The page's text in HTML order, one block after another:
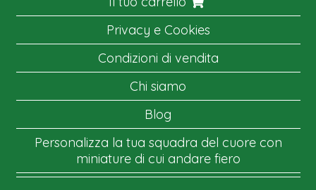
Privacy e Cookies
Condizioni di vendita
Chi siamo
Blog
Personalizza la tua squadra del cuore con
miniature di cui andare fiero